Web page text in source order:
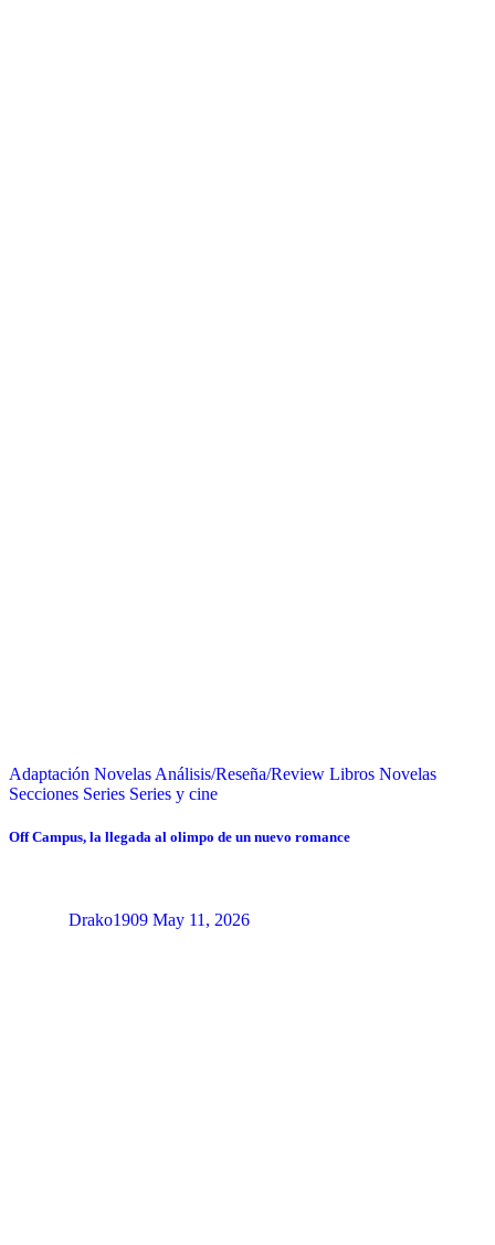
Adaptación Novelas Análisis/Reseña/Review Libros Novelas
Secciones Series Series y cine
Off Campus, la llegada al olimpo de un nuevo romance
Drako1909 May 11, 2026